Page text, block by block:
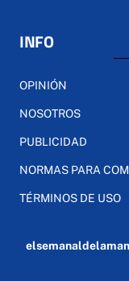
INFO
OPINIÓN
NOSOTROS
PUBLICIDAD
NORMAS PARA
TÉRMINOS DE USO